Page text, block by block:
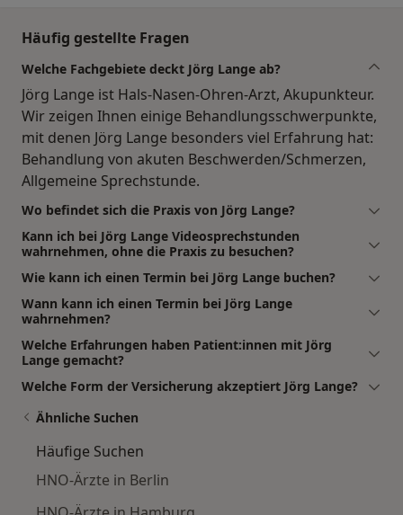
Häufig gestellte Fragen
Welche Fachgebiete deckt Jörg Lange ab?
Jörg Lange ist Hals-Nasen-Ohren-Arzt, Akupunkteur.
Wir zeigen Ihnen einige Behandlungsschwerpunkte,
mit denen Jörg Lange besonders viel Erfahrung hat:
Behandlung von akuten Beschwerden/Schmerzen,
Allgemeine Sprechstunde.
Wo befindet sich die Praxis von Jörg Lange?
Kann ich bei Jörg Lange Videosprechstunden
wahrnehmen, ohne die Praxis zu besuchen?
Wie kann ich einen Termin bei Jörg Lange buchen?
Wann kann ich einen Termin bei Jörg Lange
wahrnehmen?
Welche Erfahrungen haben Patient:innen mit Jörg
Lange gemacht?
Welche Form der Versicherung akzeptiert Jörg Lange?
Ähnliche Suchen
Häufige Suchen
HNO-Ärzte in Berlin